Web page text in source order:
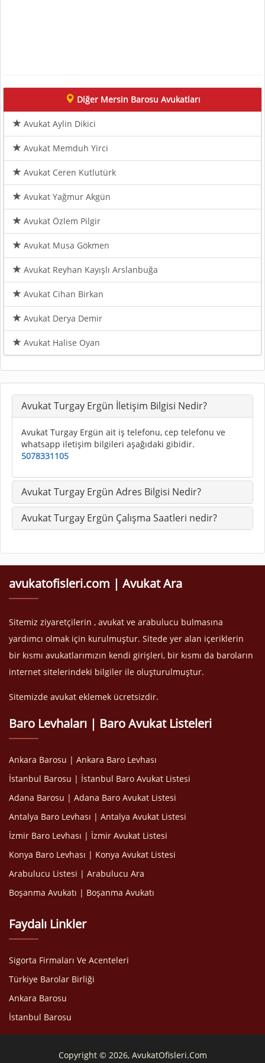
Diğer Mersin Barosu Avukatları
Avukat Aylin Dikici
Avukat Memduh Yirci
Avukat Ceren Kutlutürk
Avukat Yağmur Akgün
Avukat Özlem Pilgir
Avukat Musa Gökmen
Avukat Reyhan Kayışlı Arslanbuğa
Avukat Cihan Birkan
Avukat Derya Demir
Avukat Halise Oyan
Avukat Turgay Ergün İletişim Bilgisi Nedir?
Avukat Turgay Ergün ait iş telefonu, cep telefonu ve
whatsapp iletişim bilgileri aşağıdaki gibidir.
5078331105
Avukat Turgay Ergün Adres Bilgisi Nedir?
Avukat Turgay Ergün Çalışma Saatleri nedir?
avukatofisleri.com | Avukat Ara
Sitemiz ziyaretçilerin , avukat ve arabulucu bulmasına
yardımcı olmak için kurulmuştur. Sitede yer alan içeriklerin
bir kısmı avukatlarımızın kendi girişleri, bir kısmı da baroların
internet sitelerindeki bilgiler ile oluşturulmuştur.
Sitemizde avukat eklemek ücretsizdir.
Baro Levhaları | Baro Avukat Listeleri
Ankara Barosu | Ankara Baro Levhası
İstanbul Barosu | İstanbul Baro Avukat Listesi
Adana Barosu | Adana Baro Avukat Listesi
Antalya Baro Levhası | Antalya Avukat Listesi
İzmir Baro Levhası | İzmir Avukat Listesi
Konya Baro Levhası | Konya Avukat Listesi
Arabulucu Listesi | Arabulucu Ara
Boşanma Avukatı | Boşanma Avukatı
Faydalı Linkler
Sigorta Firmaları Ve Acenteleri
Türkiye Barolar Birliği
Ankara Barosu
İstanbul Barosu
Copyright © 2026, AvukatOfisleri.Com